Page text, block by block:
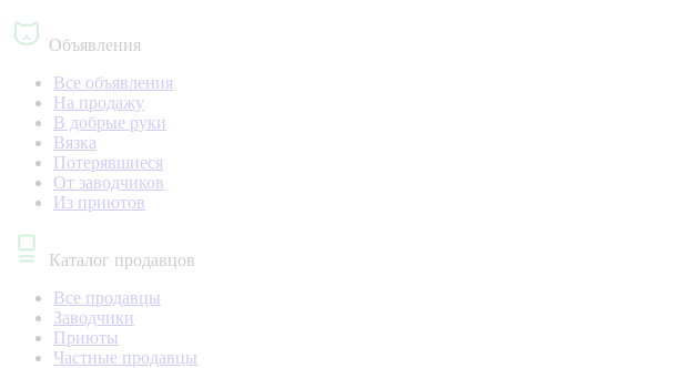
Объявления
Все объявления
На продажу
В добрые руки
Вязка
Потерявшиеся
От заводчиков
Из приютов
Каталог продавцов
Все продавцы
Заводчики
Приюты
Частные продавцы